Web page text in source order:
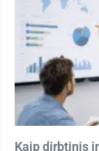
Kaip dirbtinis